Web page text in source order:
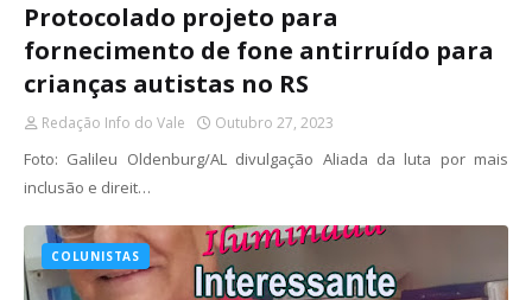
Protocolado projeto para
fornecimento de fone antirruído para
crianças autistas no RS
Redação Info do Vale Outubro 27, 2023
Foto: Galileu Oldenburg/AL divulgação Aliada da luta por mais
inclusão e direit…
COLUNISTAS